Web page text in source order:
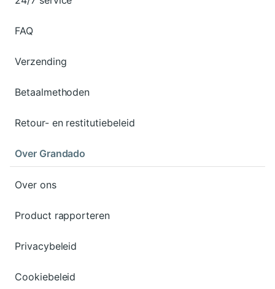
FAQ
Verzending
Betaalmethoden
Retour- en restitutiebeleid
Over Grandado
Over ons
Product rapporteren
Privacybeleid
Cookiebeleid